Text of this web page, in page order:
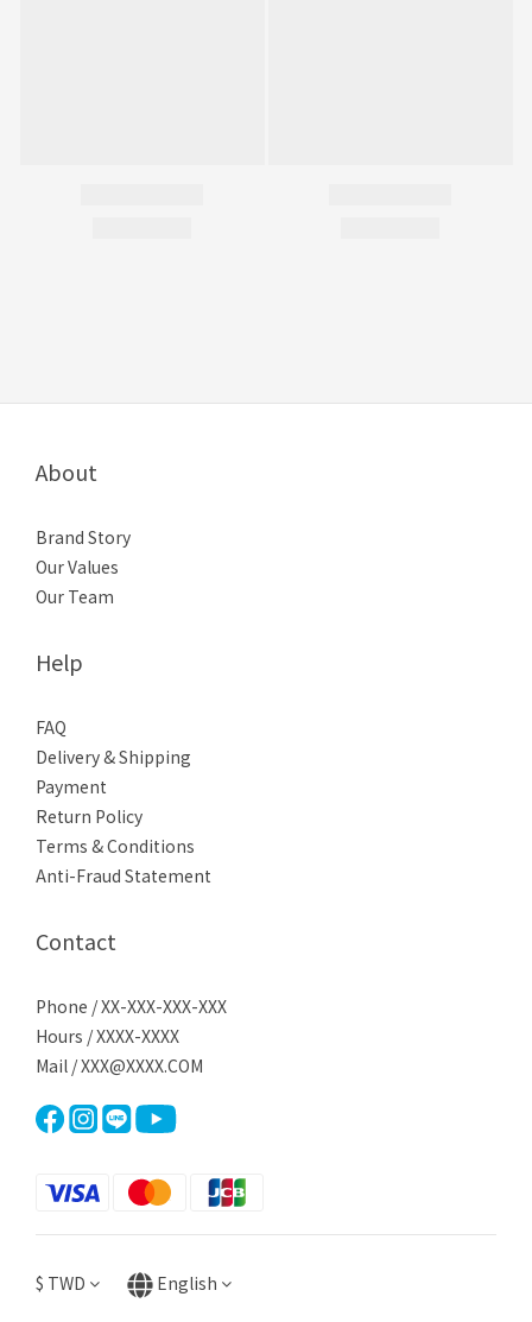
About
Brand Story
Our Values
Our Team
Help
FAQ
Delivery & Shipping
Payment
Return Policy
Terms & Conditions
Anti-Fraud Statement
Contact
Phone / XX-XXX-XXX-XXX
Hours / XXXX-XXXX
Mail / XXX@XXXX.COM
$ TWD English